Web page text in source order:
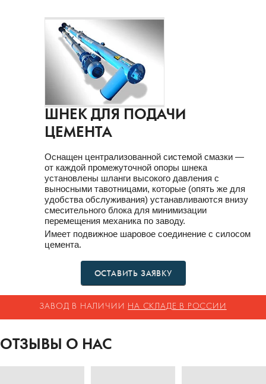
ШНЕК ДЛЯ ПОДАЧИ
ЦЕМЕНТА
Оснащен централизованной системой смазки —
от каждой промежуточной опоры шнека
установлены шланги высокого давления с
выносными тавотницами, которые (опять же для
удобства обслуживания) устанавливаются внизу
смесительного блока для минимизации
перемещения механика по заводу.
Имеет подвижное шаровое соединение с силосом
цемента.
ОСТАВИТЬ ЗАЯВКУ
ЗАВОД В НАЛИЧИИ НА СКЛАДЕ В РОССИИ
ОТЗЫВЫ О НАС